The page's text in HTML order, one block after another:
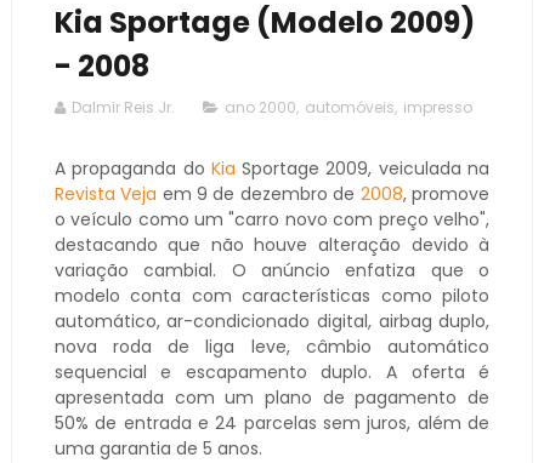
Kia Sportage (Modelo 2009)
- 2008
Dalmir Reis Jr. ano 2000, automóveis, impresso
A propaganda do Kia Sportage 2009, veiculada na
Revista Veja em 9 de dezembro de 2008, promove
o veículo como um "carro novo com preço velho",
destacando que não houve alteração devido à
variação cambial. O anúncio enfatiza que o
modelo conta com características como piloto
automático, ar-condicionado digital, airbag duplo,
nova roda de liga leve, câmbio automático
sequencial e escapamento duplo. A oferta é
apresentada com um plano de pagamento de
50% de entrada e 24 parcelas sem juros, além de
uma garantia de 5 anos.